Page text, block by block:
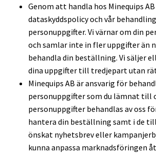
Genom att handla hos Minequips
dataskyddspolicy och vår
personuppgifter. Vi värnar om din
och samlar inte in fler uppgifter än
behandla din beställning. Vi säljer
dina uppgifter till tredjepart utan
Minequips AB är ansvarig för
personuppgifter som du lämnat till
personuppgifter behandlas av oss
hantera din beställning samt i de
önskat nyhetsbrev eller
kunna anpassa marknadsföringen